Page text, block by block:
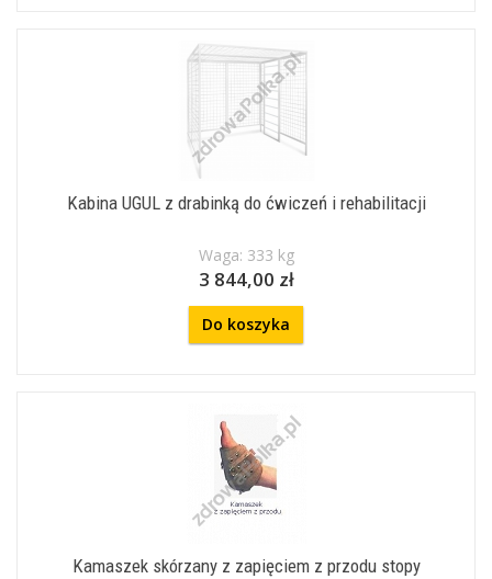
Kabina UGUL z drabinką do ćwiczeń i rehabilitacji
Waga: 333 kg
3 844,00 zł
Do koszyka
Kamaszek skórzany z zapięciem z przodu stopy